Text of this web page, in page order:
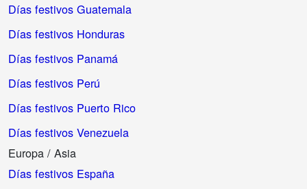
Días festivos Guatemala
Días festivos Honduras
Días festivos Panamá
Días festivos Perú
Días festivos Puerto Rico
Días festivos Venezuela
Europa / Asia
Días festivos España